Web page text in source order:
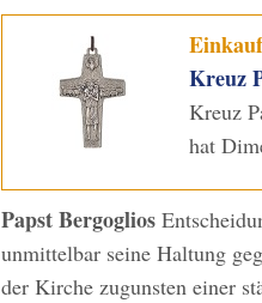
Kreuz
Kreuz
hat
Papst Bergoglios
unmittelbar seine Haltung
der Kirche zugunsten einer